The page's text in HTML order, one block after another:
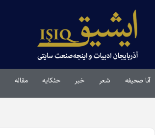
آنا صحیفه شعر خبر حئکایه مقاله‌